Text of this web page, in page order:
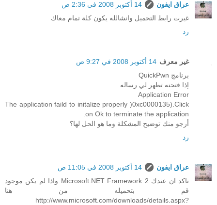
عراق ايفون
14 أكتوبر 2008 في 2:36 ص
غيرت رابط التحميل وانشالله يكون كلة تمام معاك
رد
غير معرف 14 أكتوبر 2008 في 9:27 ص
برنامج QuickPwn
إذا فتحته تظهر لي رساله
Application Error
The application faild to initalize properly )0xc0000135).Click
on Ok to terminate the application.
أرجو منك توضيح المشكلة وما هو الحل لها؟
رد
عراق ايفون
14 أكتوبر 2008 في 11:05 ص
تاكد ان عندك Microsoft.NET Framework 2 واذا لم يكن موجود
قم بتحميله من هنا
http://www.microsoft.com/downloads/details.aspx?